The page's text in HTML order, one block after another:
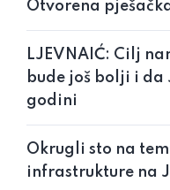
Otvorena
LJEVNAIĆ: Cilj
bude još bolji i
godini
Okrugli sto na
infrastrukture na